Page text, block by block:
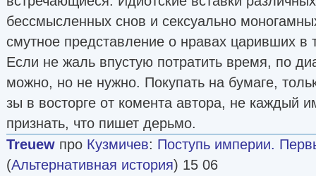
бессмысленных снов и сексуально
смутное представление о нравах царивших в
Если не жаль впустую потратить время, по
можно, но не нужно. Покупать на бумаге,
зы в восторге от комента автора, не каждый
признать, что пишет дерьмо.
Treuew про Кузмичев: Поступь империи.
(Альтернативная история) 15 06